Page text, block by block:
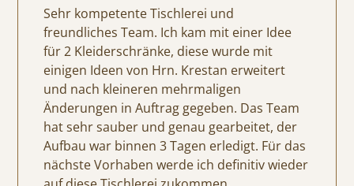
Sehr kompetente Tischlerei und
freundliches Team. Ich kam mit einer Idee
für 2 Kleiderschränke, diese wurde mit
einigen Ideen von Hrn. Krestan erweitert
und nach kleineren mehrmaligen
Änderungen in Auftrag gegeben. Das Team
hat sehr sauber und genau gearbeitet, der
Aufbau war binnen 3 Tagen erledigt. Für das
nächste Vorhaben werde ich definitiv wieder